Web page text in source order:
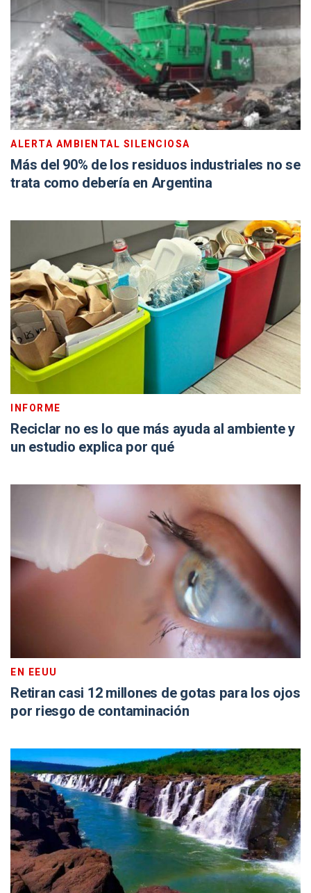
ALERTA AMBIENTAL SILENCIOSA
Más del 90% de los residuos industriales no se
trata como debería en Argentina
INFORME
Reciclar no es lo que más ayuda al ambiente y
un estudio explica por qué
EN EEUU
Retiran casi 12 millones de gotas para los ojos
por riesgo de contaminación